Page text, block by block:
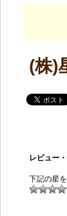
(株)
レビュー
下記の星